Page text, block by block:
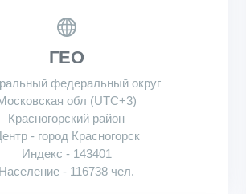
ГЕО
федеральный округ
обл (UTC+3)
Красногорский район
- город Красногорск
Индекс - 143401
Население - 116738 чел.